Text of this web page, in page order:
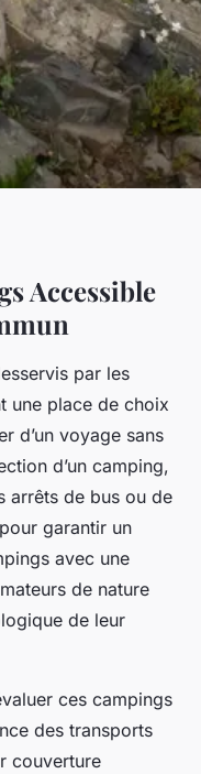
de
Accessible
par les
une place de choix
d’un voyage sans
d’un camping,
arrêts de bus ou de
garantir un
avec une
de nature
de leur
ces campings
des transports
couverture